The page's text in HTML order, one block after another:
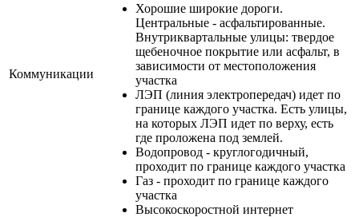
Коммуникации
Хорошие широкие дороги.
Центральные - асфальтированные.
Внутриквартальные улицы: твердое
щебеночное покрытие или асфальт, в
зависимости от местоположения
участка
ЛЭП (линия электропередач) идет по
границе каждого участка. Есть улицы,
на которых ЛЭП идет по верху, есть
где проложена под землей.
Водопровод - круглогодичный,
проходит по границе каждого участка
Газ - проходит по границе каждого
участка
Высокоскоростной интернет